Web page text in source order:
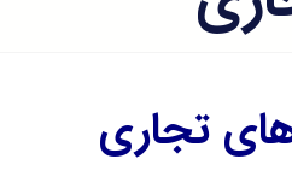
تجاری